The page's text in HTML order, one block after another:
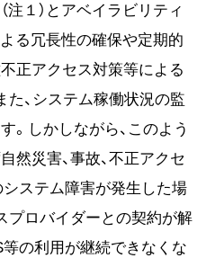
注１）とアベイラビリティ
よる冗長性の確保や定期的
正アクセス対策等による
た、システム稼働状況の監
。しかしながら、このよう
然災害、事故、不正アクセ
ステム障害が発生した場
プロバイダーとの契約が解
の利用が継続できなくな